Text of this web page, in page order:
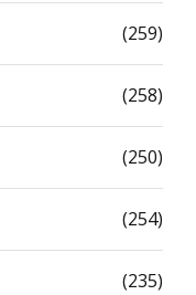
(259)
(258)
(250)
(254)
(235)